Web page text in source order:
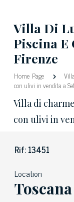
Villa Di
Piscina E
Firenze
Home Page Villa
con ulivi in vendita a
Villa di
con ulivi in
Rif: 13451
Location
Toscana